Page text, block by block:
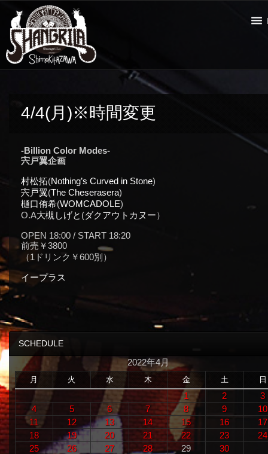
4/4(月)※時間変更
-Billion Color Modes-
宍戸翼企画
村松拓(Nothing’s Curved in Stone)
宍戸翼(The Cheserasera)
樋口侑希(WOMCADOLE)
O.A大槻しげと (ダクアウトカヌー）
OPEN 18:00 / START 18:20
前売￥3800
（1ドリンク￥600別）
イープラス
SCHEDULE
2022年4月
月 火 水 木 金 土 日
1 2
3
4
5 6 7 8 9
10
11
12 13 14 15 16
17
18
19 20 21 22 23
24
25
26 27 28 29
30